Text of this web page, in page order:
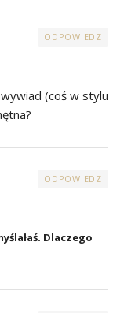
ODPOWIEDZ
(coś w stylu
ODPOWIEDZ
Dlaczego